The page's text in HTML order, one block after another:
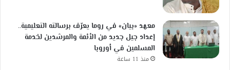
معهد «بيان» في روما يعرّف برسالته التعليمية..
إعداد جيل جديد من الأئمة والمرشدين لخدمة
المسلمين في أوروبا
منذ 11 ساعة